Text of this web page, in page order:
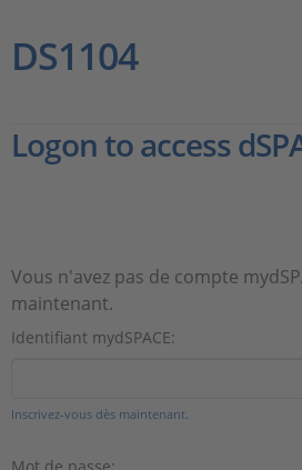
Carrières
DS1104
Logon to access
Vous n'avez pas de compte
maintenant.
Identifiant mydSPACE:
Inscrivez-vous dès maintenant.
Mot de passe: